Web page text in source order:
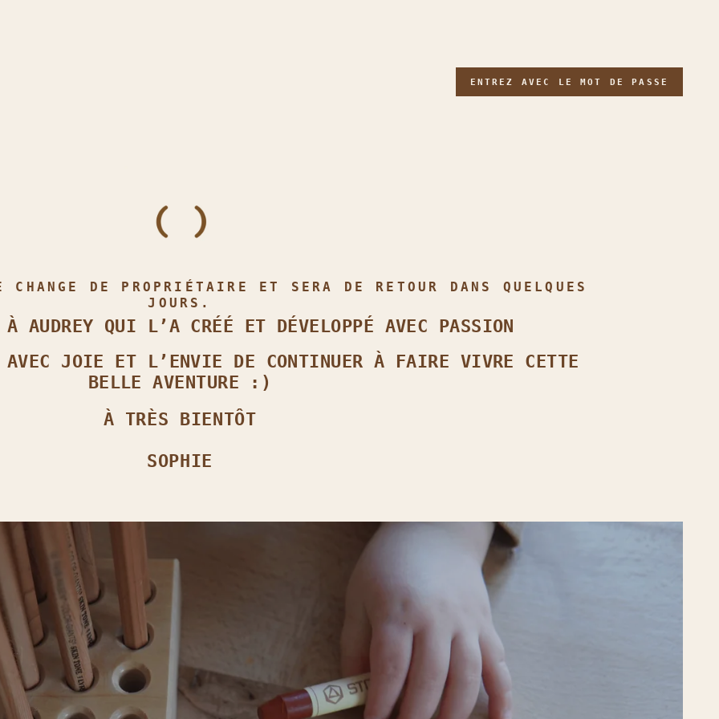
ENTREZ AVEC LE MOT DE PASSE
DE PROPRIÉTAIRE ET SERA DE RETOUR DANS QUELQUES
JOURS.
À AUDREY QUI L’A CRÉÉ ET DÉVELOPPÉ AVEC PASSION
AVEC JOIE ET L’ENVIE DE CONTINUER À FAIRE VIVRE CETTE
BELLE AVENTURE :)
À TRÈS BIENTÔT
SOPHIE